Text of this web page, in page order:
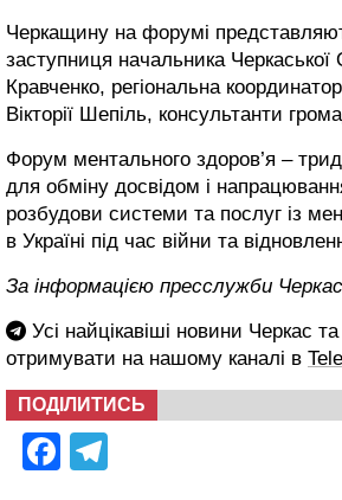
Черкащину на форумі
заступниця начальника
Кравченко, регіональна
Вікторії Шепіль, консультанти
Форум ментального здоров’я –
для обміну досвідом і
розбудови системи та послуг із
в Україні під час війни та
За інформацією пресслужби
Усі найцікавіші новини Черкас
отримувати на нашому каналі в
ПОДІЛИТИСЬ
Facebook